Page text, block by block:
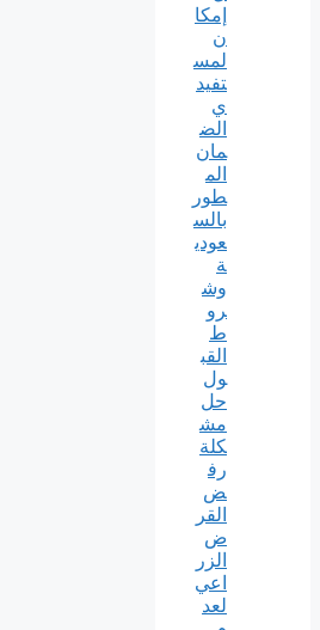
إمكا
ن
لمس
تفيد
ي
الض
مان
الم
طور
بالس
عودي
ة
وش
رو
ط
القب
ول
حل
مش
كلة
رف
ض
القر
ض
الزر
اعي
لعد